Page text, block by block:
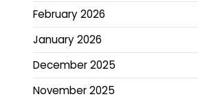
February 2026
January 2026
December 2025
November 2025